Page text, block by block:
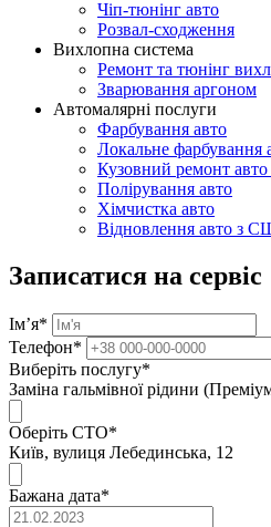
Чіп-тюнінг авто
Розвал-сходження
Вихлопна система
Ремонт та тюнінг
Зварювання аргоном
Автомалярні послуги
Фарбування авто
Локальне фарбування
Кузовний ремонт авто
Полірування авто
Хімчистка авто
Відновлення авто з
Записатися на сервіс
Ім’я*
Телефон*
Виберіть послугу*
Заміна гальмівної рідини
Оберіть СТО*
Київ, вулиця Лебединська, 12
Бажана дата*